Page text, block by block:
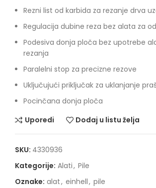
Rezni list od karbida za rezanje drva
Regulacija dubine reza bez alata za
Podesiva donja ploča bez upotrebe
rezanja
Paralelni stop za precizne rezove
Uključujući priključak za uklanjanje
Pocinčana donja ploča
Uporedi
Dodaj u listu želja
SKU: 4330936
Kategorije: Alati, Pile
Oznake: alat, einhell, pile